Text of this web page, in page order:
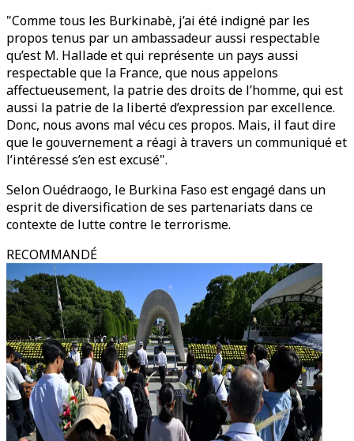
"Comme tous les Burkinabè, j’ai été indigné par les
propos tenus par un ambassadeur aussi respectable
qu’est M. Hallade et qui représente un pays aussi
respectable que la France, que nous appelons
affectueusement, la patrie des droits de l’homme, qui est
aussi la patrie de la liberté d’expression par excellence.
Donc, nous avons mal vécu ces propos. Mais, il faut dire
que le gouvernement a réagi à travers un communiqué et
l’intéressé s’en est excusé".
Selon Ouédraogo, le Burkina Faso est engagé dans un
esprit de diversification de ses partenariats dans ce
contexte de lutte contre le terrorisme.
RECOMMANDÉ